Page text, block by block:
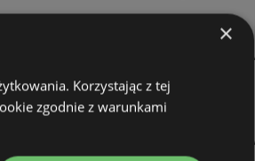
Wybrzeze Władysława
Chrobrego 9, 72-600
×
Korzystając z tej
zgodnie z warunkami